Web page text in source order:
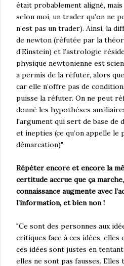
était probablement aligné, mais
selon moi, un trader qu’on ne
n’est pas un trader). Ainsi, la
de newton (réfutée par la
d’Einstein) et l’astrologie
physique newtonienne est
a permis de la réfuter, alors
car elle n’offre pas de
puisse la réfuter. On ne peut
donné les hypothèses
l'argument qui sert de base de
et inepties (ce qu’on appelle le
démarcation)"
Répéter encore et encore la
certitude accrue que ça
connaissance augmente avec
l’information, et bien non !
"Ce sont des personnes aux
critiques face à ces idées,
ces idées sont justes en
elles ne sont pas fausses.